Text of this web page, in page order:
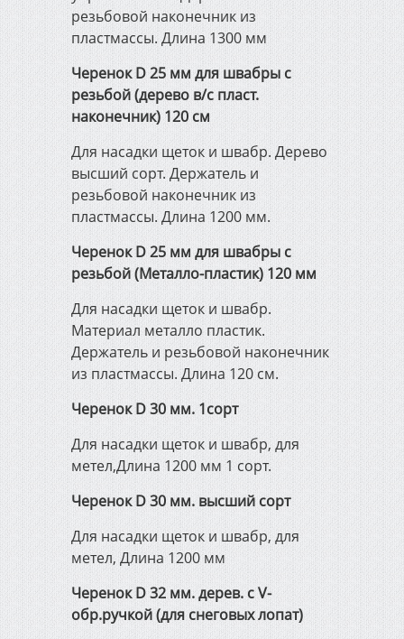
Автоматические ворота и
видеонаблюдение
Спецодежда и средства
защиты
Импортный канат Usha
Martin
резьбовой наконечник из
пластмассы. Длина 1300 мм
Черенок D 25 мм для швабры с
резьбой (дерево в/с пласт.
наконечник) 120 см
Для насадки щеток и швабр. Дерево
высший сорт. Держатель и
резьбовой наконечник из
пластмассы. Длина 1200 мм.
Черенок D 25 мм для швабры с
резьбой (Металло-пластик) 120 мм
Для насадки щеток и швабр.
Материал металло пластик.
Держатель и резьбовой наконечник
из пластмассы. Длина 120 см.
Черенок D 30 мм. 1сорт
Для насадки щеток и швабр, для
метел,Длина 1200 мм 1 сорт.
Черенок D 30 мм. высший сорт
Для насадки щеток и швабр, для
метел, Длина 1200 мм
Черенок D 32 мм. дерев. с V-
обр.ручкой (для снеговых лопат)